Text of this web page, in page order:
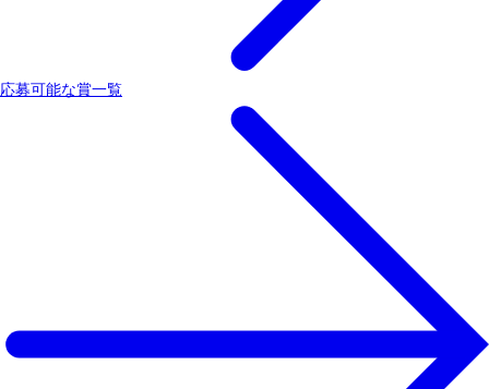
応募可能な賞一覧